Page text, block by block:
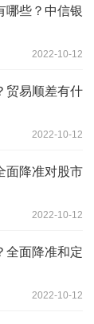
哪些？中信银
2022-10-12
贸易顺差有什
2022-10-12
面降准对股市
2022-10-12
全面降准和定
2022-10-12